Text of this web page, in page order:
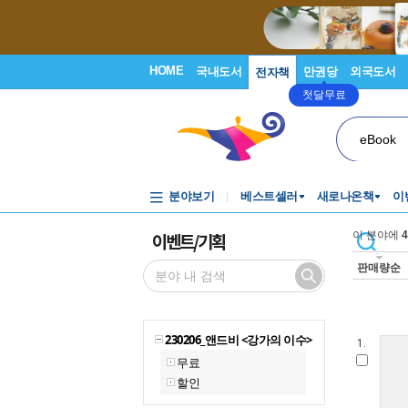
HOME 국내도서 전자책 만권당
첫달무료
외국도서
eBook
분야보기 베스트셀러 새로나온책 이
이벤트/기획
230206_앤드비 <강가의 이수>
무료
할인
이 분야에 4
판매량순
1.